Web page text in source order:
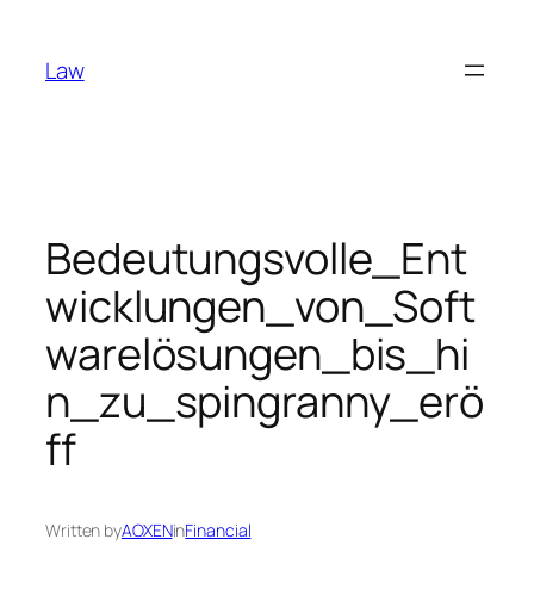
content
Law
Bedeutungsvolle_Ent
wicklungen_von_Soft
warelösungen_bis_hi
n_zu_spingranny_erö
ff
Written byAOXENinFinancial